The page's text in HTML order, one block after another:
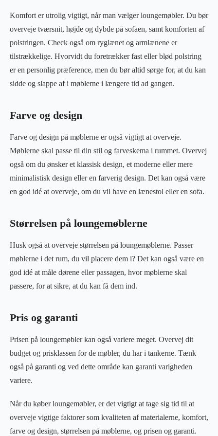
Komfort er utrolig vigtigt, når man vælger loungemøbler. Du bør
overveje tværsnit, højde og dybde på sofaen, samt komforten af
polstringen. Check også om ryglænet og armlænene er
tilstrækkelige. Hvorvidt du foretrækker fast eller blød polstring
er en personlig præference, men du bør altid sørge for, at du kan
sidde og slappe af i møblerne i længere tid ad gangen.
Farve og design
Farve og design på møblerne er også vigtigt at overveje.
Møblerne skal passe til din stil og farveskema i rummet. Overvej
også om du ønsker et klassisk design, et moderne eller mere
minimalistisk design eller en farverig design. Det kan også være
en god idé at overveje, om du vil have en lænestol eller en sofa.
Størrelsen på loungemøblerne
Husk også at overveje størrelsen på loungemøblerne. Passer
møblerne i det rum, du vil placere dem i? Det kan også være en
god idé at måle dørene eller passagen, hvor møblerne skal
passere, for at sikre, at du kan få dem ind.
Pris og garanti
Prisen på loungemøbler kan også variere meget. Overvej dit
budget og prisklassen for de møbler, du har i tankerne. Tænk
også på garanti og ved dette område kan garanti varigheden
variere.
Når du køber loungemøbler, er det vigtigt at tage sig tid til at
overveje vigtige faktorer som kvaliteten af materialerne, komfort,
farve og design, størrelsen på møblerne, og prisen og garanti.